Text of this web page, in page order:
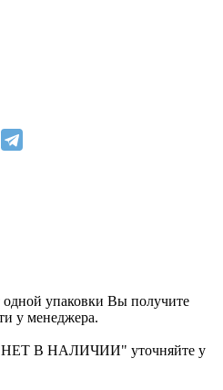
одной упаковки Вы получите
у менеджера.
"НЕТ В НАЛИЧИИ" уточняйте у